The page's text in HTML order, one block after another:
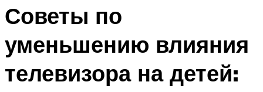
Советы по
уменьшению влияния
телевизора на детей: